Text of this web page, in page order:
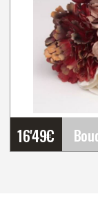
16'49€